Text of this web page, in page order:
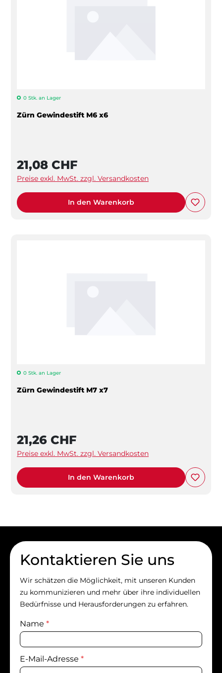
0 Stk. an Lager
Zürn Gewindestift M6 x6
21,08 CHF
Preise exkl. MwSt. zzgl. Versandkosten
In den Warenkorb
0 Stk. an Lager
Zürn Gewindestift M7 x7
21,26 CHF
Preise exkl. MwSt. zzgl. Versandkosten
In den Warenkorb
Kontaktieren Sie uns
Wir schätzen die Möglichkeit, mit unseren Kunden
zu kommunizieren und mehr über ihre individuellen
Bedürfnisse und Herausforderungen zu erfahren.
Name *
E-Mail-Adresse *